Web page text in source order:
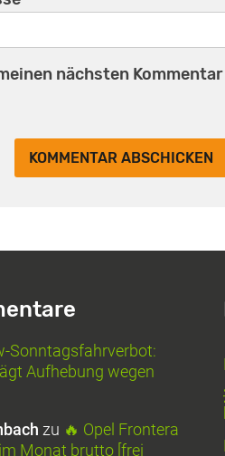
nächsten Kommentar
Sonntagsfahrverbot:
Aufhebung wegen
zu 🔥 Opel Frontera
Monat brutto [frei